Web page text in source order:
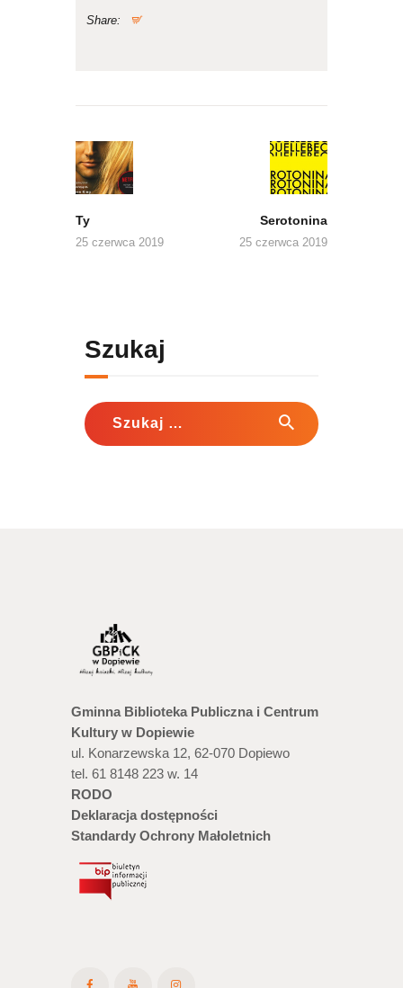
Share:
wpisu
Ty
25 czerwca 2019
Serotonina
25 czerwca 2019
Szukaj
Szukaj:
Gminna Biblioteka Publiczna i Centrum
Kultury w Dopiewie
ul. Konarzewska 12, 62-070 Dopiewo
tel. 61 8148 223 w. 14
RODO
Deklaracja dostępności
Standardy Ochrony Małoletnich